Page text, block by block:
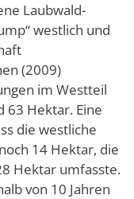
Laubwald-
westlich und
(2009)
im Westteil
63 Hektar. Eine
die westliche
14 Hektar, die
Hektar umfasste.
von 10 Jahren